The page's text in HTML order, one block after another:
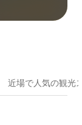
近場で人気の観光